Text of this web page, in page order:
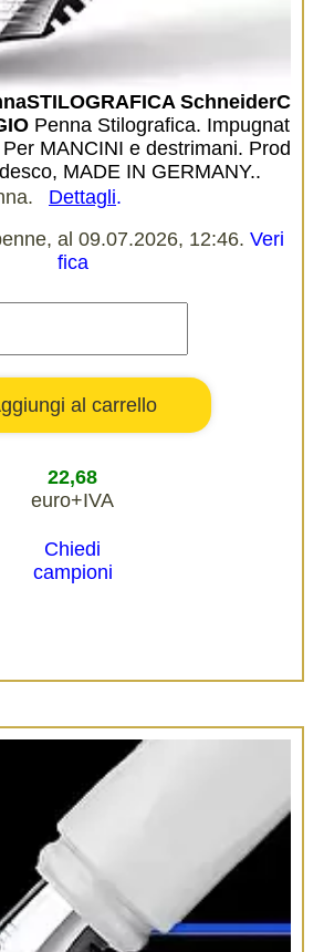
SchneiderC
Penna Stilografica. Impugnat
MANCINI e destrimani. Prod
MADE IN GERMANY..
Dettagli.
al 09.07.2026, 12:46. Veri
fica
22,68
euro+IVA
Chiedi
campioni